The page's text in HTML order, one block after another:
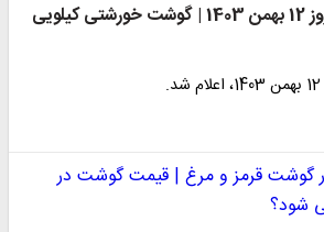
قیمت گوشت قرمز امروز 12 بهمن 1403 | گوشت خورشتی کیلویی